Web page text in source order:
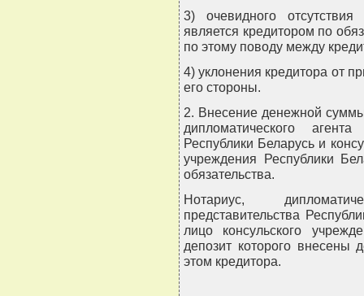
3) очевидного
является кредитором по
по этому поводу между
4) уклонения кредитора от
его стороны.
2. Внесение денежной
дипломатического агента
Республики Беларусь и
учреждения Республики
обязательства.
Нотариус,
представительства
лицо консульского
депозит которого внесены
этом кредитора.